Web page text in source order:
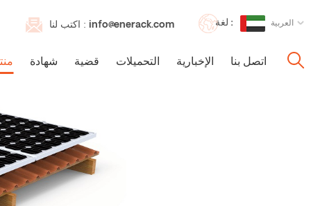
اكتب لنا : info@enerack.com لغة : العربية
شهادة قضية التحميلات الإخبارية اتصل بنا